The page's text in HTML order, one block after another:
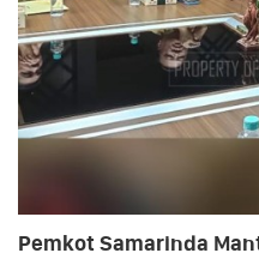
Pemkot Samarinda